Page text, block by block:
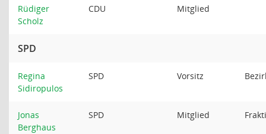
Rüdiger
Scholz
CDU Mitglied
SPD
Regina
Sidiropulos
SPD Vorsitz
Jonas
Berghaus
SPD Mitglied